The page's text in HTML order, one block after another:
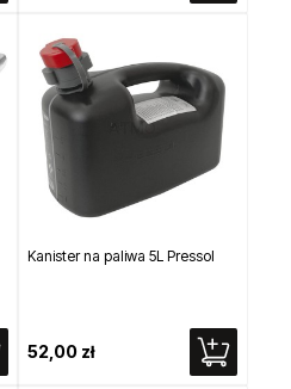
Kanister na paliwa 5L Pressol
52,00 zł